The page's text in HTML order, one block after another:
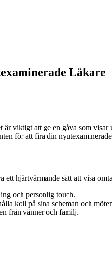
Läkare
viktigt att ge en gåva som
för att fira din
hjärtvärmande sätt att visa
och personlig touch.
koll på sina scheman och
från vänner och familj.